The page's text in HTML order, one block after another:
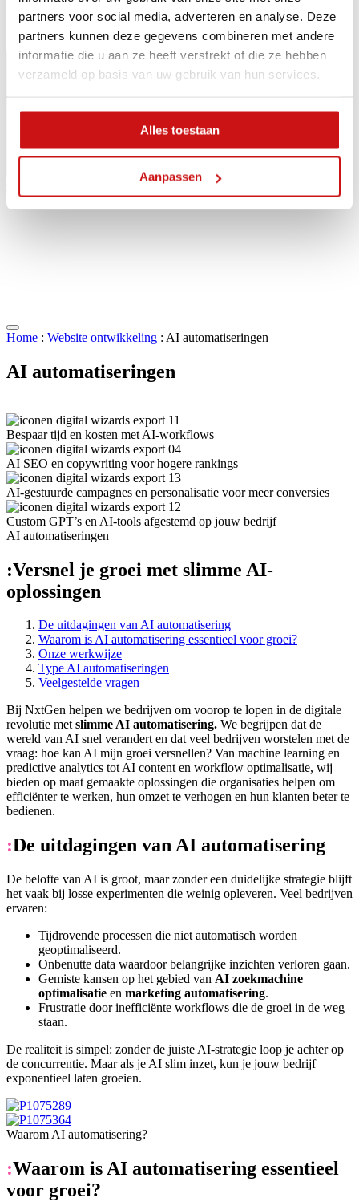
partners voor social media, adverteren en analyse. Deze
partners kunnen deze gegevens combineren met andere
informatie die u aan ze heeft verstrekt of die ze hebben
verzameld op basis van uw gebruik van hun services.
Alles toestaan
Aanpassen
Home : Website ontwikkeling : AI automatiseringen
AI automatiseringen
Bespaar tijd en kosten met AI-workflows
AI SEO en copywriting voor hogere rankings
AI-gestuurde campagnes en personalisatie voor meer conversies
Custom GPT’s en AI-tools afgestemd op jouw bedrijf
AI automatiseringen
:Versnel je groei met slimme AI-
oplossingen
De uitdagingen van AI automatisering
Waarom is AI automatisering essentieel voor groei?
Onze werkwijze
Type AI automatiseringen
Veelgestelde vragen
Bij NxtGen helpen we bedrijven om voorop te lopen in de digitale
revolutie metslimme AI automatisering. We begrijpen dat de
wereld van AI snel verandert en dat veel bedrijven worstelen met de
vraag: hoe kan AI mijn groei versnellen? Van machine learning en
predictive analytics tot AI content en workflow optimalisatie, wij
bieden op maat gemaakte oplossingen die organisaties helpen om
efficiënter te werken, hun omzet te verhogen en hun klanten beter te
bedienen.
:De uitdagingen van AI automatisering
De belofte van AI is groot, maar zonder een duidelijke strategie blijft
het vaak bij losse experimenten die weinig opleveren. Veel bedrijven
ervaren:
Tijdrovende processen die niet automatisch worden
geoptimaliseerd.
Onbenutte data waardoor belangrijke inzichten verloren gaan.
Gemiste kansen op het gebied van AI zoekmachine
optimalisatie en marketing automatisering.
Frustratie door inefficiënte workflows die de groei in de weg
staan.
De realiteit is simpel: zonder de juiste AI-strategie loop je achter op
de concurrentie. Maar als je AI slim inzet, kun je jouw bedrijf
exponentieel laten groeien.
Waarom AI automatisering?
:Waarom is AI automatisering essentieel
voor groei?